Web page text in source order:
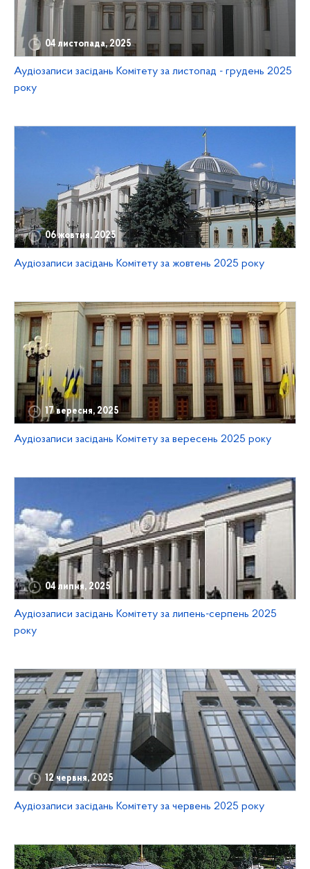
04 листопада, 2025
Аудіозаписи засідань Комітету за листопад - грудень 2025
року
06 жовтня, 2025
Аудіозаписи засідань Комітету за жовтень 2025 року
17 вересня, 2025
Аудіозаписи засідань Комітету за вересень 2025 року
04 липня, 2025
Аудіозаписи засідань Комітету за липень-серпень 2025
року
12 червня, 2025
Аудіозаписи засідань Комітету за червень 2025 року